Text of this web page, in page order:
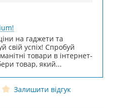
на гаджети та
свій успіх! Спробуй
товари в інтернет-
товар, який...
Залишити відгук